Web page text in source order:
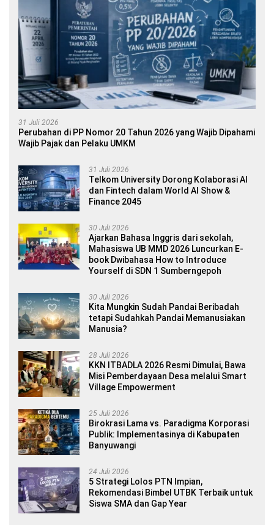
31 Juli 2026
Perubahan di PP Nomor 20 Tahun 2026 yang Wajib Dipahami
Wajib Pajak dan Pelaku UMKM
31 Juli 2026
Telkom University Dorong Kolaborasi AI
dan Fintech dalam World AI Show &
Finance 2045
30 Juli 2026
Ajarkan Bahasa Inggris dari sekolah,
Mahasiswa UB MMD 2026 Luncurkan E-
book Dwibahasa How to Introduce
Yourself di SDN 1 Sumberngepoh
30 Juli 2026
Kita Mungkin Sudah Pandai Beribadah
tetapi Sudahkah Pandai Memanusiakan
Manusia?
28 Juli 2026
KKN ITBADLA 2026 Resmi Dimulai, Bawa
Misi Pemberdayaan Desa melalui Smart
Village Empowerment
25 Juli 2026
Birokrasi Lama vs. Paradigma Korporasi
Publik: Implementasinya di Kabupaten
Banyuwangi
24 Juli 2026
5 Strategi Lolos PTN Impian,
Rekomendasi Bimbel UTBK Terbaik untuk
Siswa SMA dan Gap Year